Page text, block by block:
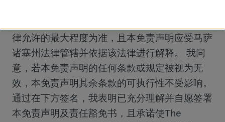
律允许的最大程度为准，且本免责声明应受马萨
诸塞州法律管辖并依据该法律进行解释。 我同
意，若本免责声明的任何条款或规定被视为无
效，本免责声明其余条款的可执行性不受影响。
通过在下方签名，我表明已充分理解并自愿签署
本免责声明及责任豁免书，且承诺使The